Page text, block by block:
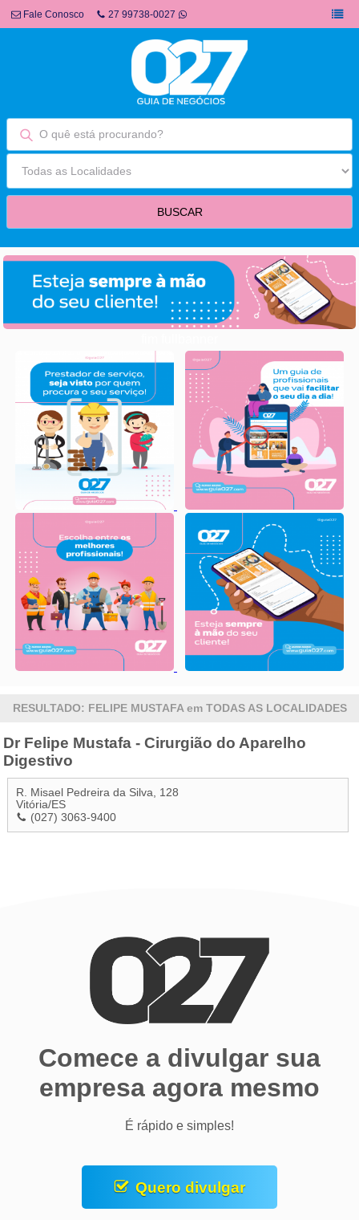
Fale Conosco 27 99738-0027
RESULTADO: FELIPE MUSTAFA em TODAS AS LOCALIDADES
Dr Felipe Mustafa - Cirurgião do Aparelho
Digestivo
R. Misael Pedreira da Silva, 128
Vitória/ES
(027) 3063-9400
Comece a divulgar sua
empresa agora mesmo
É rápido e simples!
Quero divulgar